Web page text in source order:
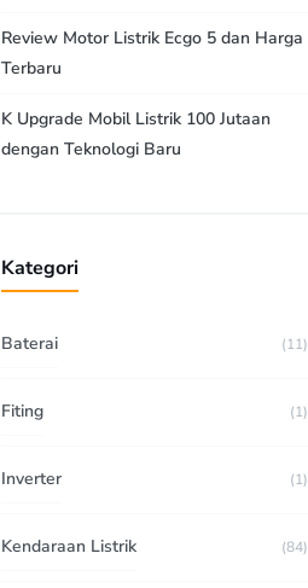
Review Motor Listrik Ecgo 5 dan Harga
Terbaru
K Upgrade Mobil Listrik 100 Jutaan
dengan Teknologi Baru
Kategori
Baterai (11)
Fiting (1)
Inverter (1)
Kendaraan Listrik (84)